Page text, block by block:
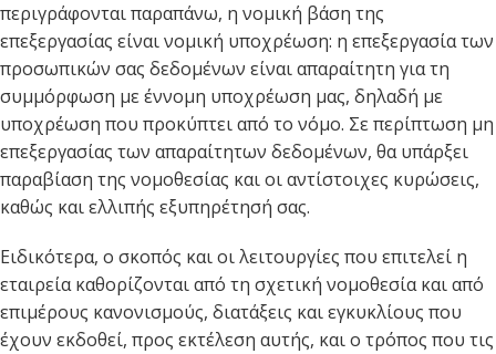
περιγράφονται παραπάνω, η νομική βάση της
επεξεργασίας είναι νομική υποχρέωση: η επεξεργασία των
προσωπικών σας δεδομένων είναι απαραίτητη για τη
συμμόρφωση με έννομη υποχρέωση μας, δηλαδή με
υποχρέωση που προκύπτει από το νόμο. Σε περίπτωση μη
επεξεργασίας των απαραίτητων δεδομένων, θα υπάρξει
παραβίαση της νομοθεσίας και οι αντίστοιχες κυρώσεις,
καθώς και ελλιπής εξυπηρέτησή σας.
Ειδικότερα, ο σκοπός και οι λειτουργίες που επιτελεί η
εταιρεία καθορίζονται από τη σχετική νομοθεσία και από
επιμέρους κανονισμούς, διατάξεις και εγκυκλίους που
έχουν εκδοθεί, προς εκτέλεση αυτής, και ο τρόπος που τις